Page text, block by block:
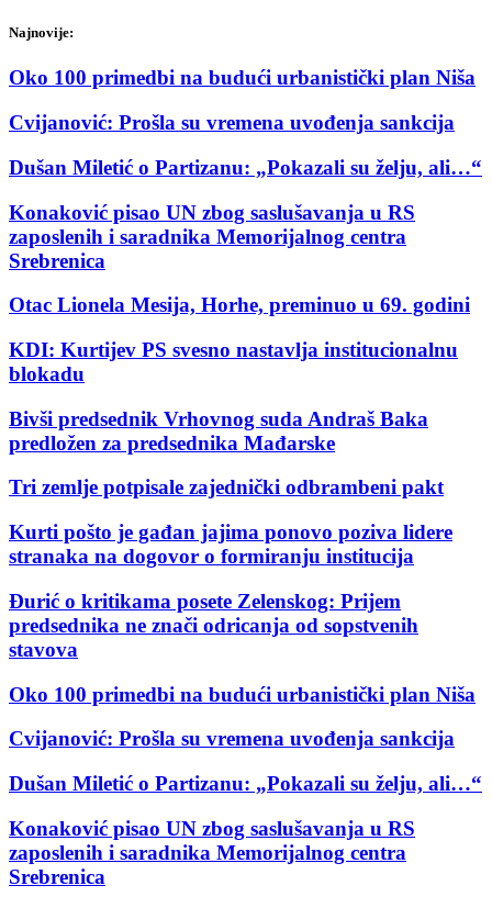
Najnovije:
Oko 100 primedbi na budući urbanistički plan Niša
Cvijanović: Prošla su vremena uvođenja sankcija
Dušan Miletić o Partizanu: „Pokazali su želju, ali…“
Konaković pisao UN zbog saslušavanja u RS
zaposlenih i saradnika Memorijalnog centra
Srebrenica
Otac Lionela Mesija, Horhe, preminuo u 69. godini
KDI: Kurtijev PS svesno nastavlja institucionalnu
blokadu
Bivši predsednik Vrhovnog suda Andraš Baka
predložen za predsednika Mađarske
Tri zemlje potpisale zajednički odbrambeni pakt
Kurti pošto je gađan jajima ponovo poziva lidere
stranaka na dogovor o formiranju institucija
Đurić o kritikama posete Zelenskog: Prijem
predsednika ne znači odricanja od sopstvenih
stavova
Oko 100 primedbi na budući urbanistički plan Niša
Cvijanović: Prošla su vremena uvođenja sankcija
Dušan Miletić o Partizanu: „Pokazali su želju, ali…“
Konaković pisao UN zbog saslušavanja u RS
zaposlenih i saradnika Memorijalnog centra
Srebrenica